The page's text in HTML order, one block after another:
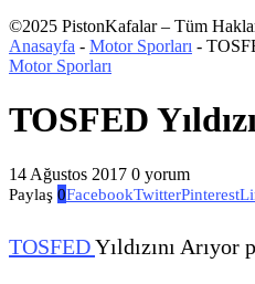
©2025 PistonKafalar – Tüm
Anasayfa - Motor Sporları -
Motor Sporları
TOSFED
14 Ağustos 2017 0 yorum
Paylaş 0FacebookTwitterPinterest
TOSFEDYıldızını